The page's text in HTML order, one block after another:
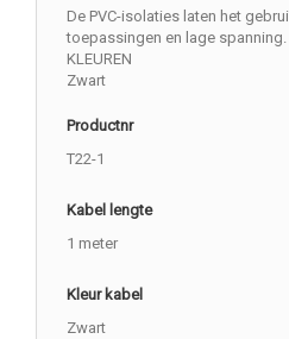
De PVC-isolaties laten het
toepassingen en lage spanning.
KLEUREN
Zwart
Productnr
T22-1
Kabel lengte
1 meter
Kleur kabel
Zwart